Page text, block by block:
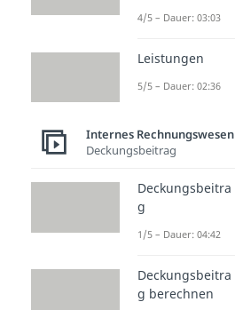
4/5 – Dauer: 03:03
Leistungen
5/5 – Dauer: 02:36
Internes Rechnungswesen
Deckungsbeitrag
Deckungsbeitra
g
1/5 – Dauer: 04:42
Deckungsbeitra
g berechnen